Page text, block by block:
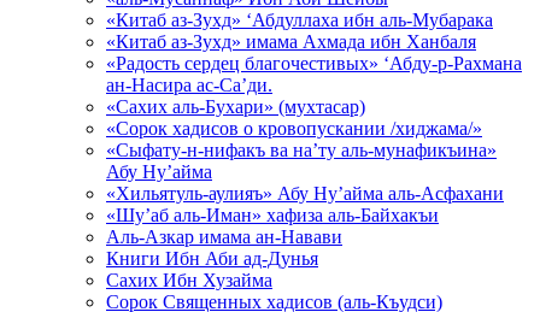
«Китаб аз-Зухд» ‘Абдуллаха ибн аль-Мубарака
«Китаб аз-Зухд» имама Ахмада ибн Ханбаля
«Радость сердец благочестивых» ‘Абду-р-Рахмана
ан-Насира ас-Са’ди.
«Сахих аль-Бухари» (мухтасар)
«Сорок хадисов о кровопускании /хиджама/»
«Сыфату-н-нифакъ ва на’ту аль-мунафикъина»
Абу Ну’айма
«Хильятуль-аулияъ» Абу Ну’айма аль-Асфахани
«Шу’аб аль-Иман» хафиза аль-Байхакъи
Аль-Азкар имама ан-Навави
Книги Ибн Аби ад-Дунья
Сахих Ибн Хузайма
Сорок Священных хадисов (аль-Къудси)